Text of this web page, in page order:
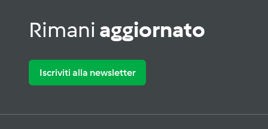
Rimani aggiornato
Iscriviti alla newsletter